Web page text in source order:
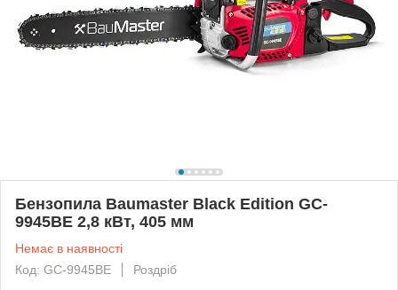
Бензопила Baumaster Black Edition GC-
9945BE 2,8 кВт, 405 мм
Немає в наявності
Код: GC-9945BE
Роздріб